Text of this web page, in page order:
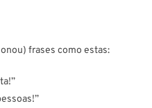
frases como estas: